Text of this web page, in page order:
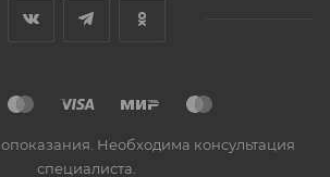
Необходима консультация
специалиста.